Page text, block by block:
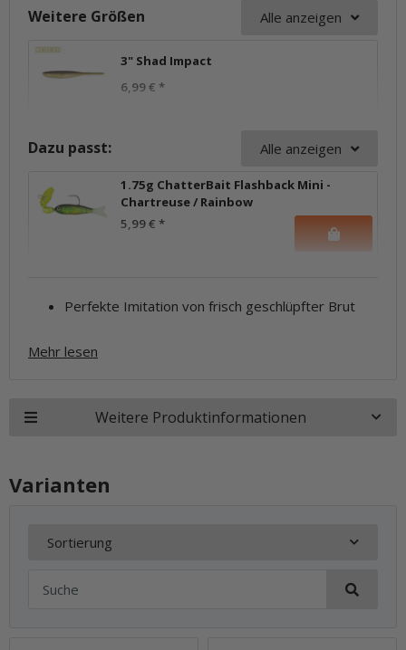
Weitere Größen Alle anzeigen
3" Shad Impact
6,99 € *
Dazu passt: Alle anzeigen
1.75g ChatterBait Flashback Mini -
Chartreuse / Rainbow
5,99 € *
Perfekte Imitation von frisch geschlüpfter Brut
Mehr lesen
Weitere Produktinformationen
Varianten
Sortierung